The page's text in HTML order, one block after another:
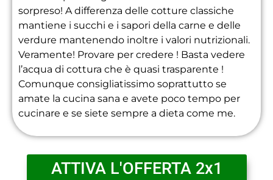
sorpreso! A differenza delle cotture classiche
mantiene i succhi e i sapori della carne e delle
verdure mantenendo inoltre i valori nutrizionali.
Veramente! Provare per credere ! Basta vedere
l’acqua di cottura che è quasi trasparente !
Comunque consigliatissimo soprattutto se
amate la cucina sana e avete poco tempo per
cucinare e se siete sempre a dieta come me.
ATTIVA L'OFFERTA 2x1